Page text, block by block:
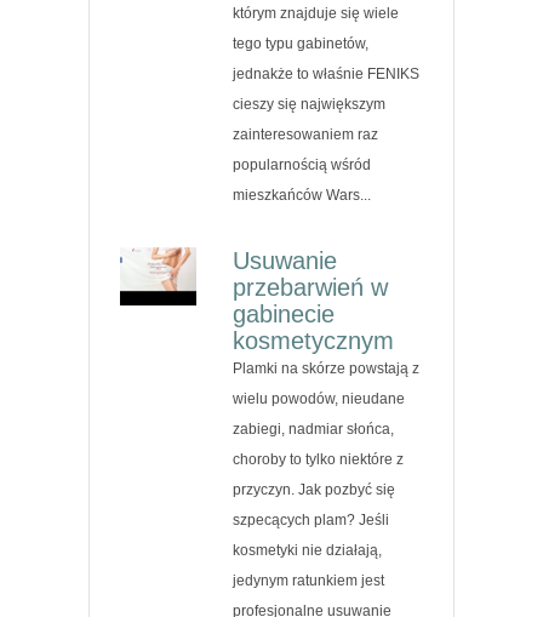
którym znajduje się wiele
tego typu gabinetów,
jednakże to właśnie FENIKS
cieszy się największym
zainteresowaniem raz
popularnością wśród
mieszkańców Wars...
Usuwanie
przebarwień w
gabinecie
kosmetycznym
Plamki na skórze powstają z
wielu powodów, nieudane
zabiegi, nadmiar słońca,
choroby to tylko niektóre z
przyczyn. Jak pozbyć się
szpecących plam? Jeśli
kosmetyki nie działają,
jedynym ratunkiem jest
profesjonalne usuwanie